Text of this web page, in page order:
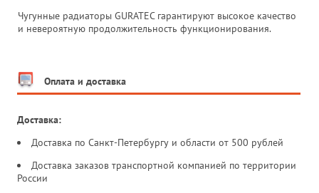
Чугунные радиаторы GURATEC гарантируют высокое качество
и невероятную продолжительность функционирования.
Оплата и доставка
Доставка:
Доставка по Санкт-Петербургу и области от 500 рублей
Доставка заказов транспортной компанией по территории
России